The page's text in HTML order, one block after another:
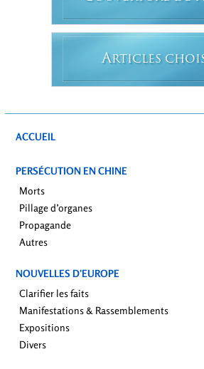
ARTICLES
ACCUEIL
PERSÉCUTION EN CHINE
Morts
Pillage d’organes
Propagande
Autres
NOUVELLES D’EUROPE
Clarifier les faits
Manifestations & Rassemblements
Expositions
Divers